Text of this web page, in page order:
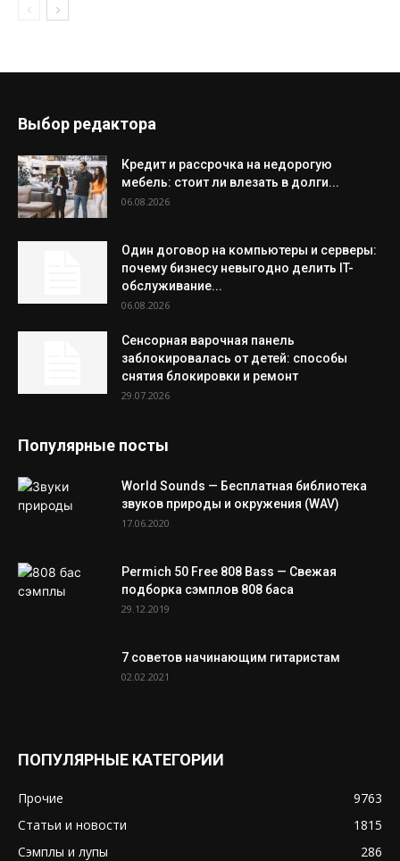
Выбор редактора
Кредит и рассрочка на недорогую
мебель: стоит ли влезать в долги...
06.08.2026
Один договор на компьютеры и серверы:
почему бизнесу невыгодно делить IT-
обслуживание...
06.08.2026
Сенсорная варочная панель
заблокировалась от детей: способы
снятия блокировки и ремонт
29.07.2026
Популярные посты
World Sounds — Бесплатная библиотека
звуков природы и окружения (WAV)
17.06.2020
Permich 50 Free 808 Bass — Свежая
подборка сэмплов 808 баса
29.12.2019
7 советов начинающим гитаристам
02.02.2021
ПОПУЛЯРНЫЕ КАТЕГОРИИ
Прочие
9763
Статьи и новости
1815
Сэмплы и лупы
286